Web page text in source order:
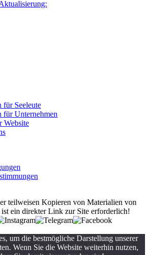
für Seeleute
für Unternehmen
Website
teilweisen Kopieren von Materialien von
ein direkter Link zur Site erforderlich!
um die bestmögliche Darstellung unserer
Wenn Sie die Website weiterhin nutzen,